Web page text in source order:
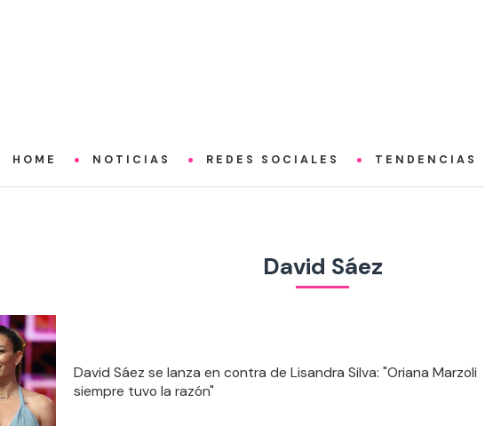
HOME NOTICIAS REDES SOCIALES TENDENCIAS
David Sáez
David Sáez se lanza en contra de Lisandra Silva: "Oriana Marzoli
siempre tuvo la razón"